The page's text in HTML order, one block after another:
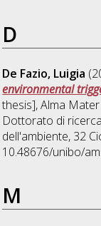
D
De Fazio, Luigia
environmental
thesis], Alma
Dottorato di
dell'ambiente, 32
10.48676/unibo/
M